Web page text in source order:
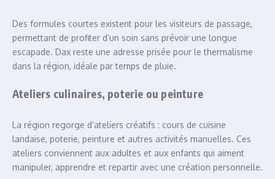
Des formules courtes existent pour les visiteurs de passage,
permettant de profiter d’un soin sans prévoir une longue
escapade. Dax reste une adresse prisée pour le thermalisme
dans la région, idéale par temps de pluie.
Ateliers culinaires, poterie ou peinture
La région regorge d’ateliers créatifs : cours de cuisine
landaise, poterie, peinture et autres activités manuelles. Ces
ateliers conviennent aux adultes et aux enfants qui aiment
manipuler, apprendre et repartir avec une création personnelle.